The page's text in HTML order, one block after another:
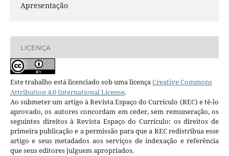
Apresentação
LICENÇA
Este trabalho está licenciado sob uma licençaCreative Commons
Attribution 4.0 International License.
Ao submeter um artigo à Revista Espaço do Currículo (REC) e tê-lo
aprovado, os autores concordam em ceder, sem remuneração, os
seguintes direitos à Revista Espaço do Currículo: os direitos de
primeira publicação e a permissão para que a REC redistribua esse
artigo e seus metadados aos serviços de indexação e referência
que seus editores julguem apropriados.